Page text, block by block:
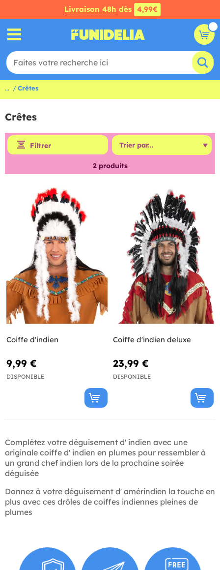
Livraison 48h dès 4,99€
... Crêtes
Crêtes
Filtrer
2produits
Coiffe d'indien
9,99 €
DISPONIBLE
Coiffe d'indien deluxe
23,99 €
DISPONIBLE
Complétez votre déguisement d' indien avec une
originale coiffe d' indien en plumes pour ressembler à
un grand chef indien lors de la prochaine soirée
déguisée
Donnez à votre déguisement d' amérindien la touche en
plus avec ces drôles de coiffes indiennes pleines de
plumes